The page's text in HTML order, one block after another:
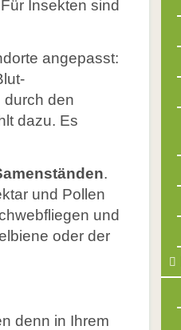
Insekten sind
angepasst:
durch den
dazu. Es
.
und Pollen
und
oder der
denn in Ihrem